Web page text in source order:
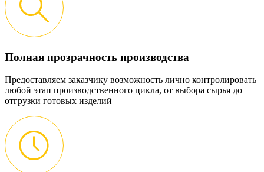
Полная прозрачность производства
Предоставляем заказчику возможность лично контролировать
любой этап производственного цикла, от выбора сырья до
отгрузки готовых изделий